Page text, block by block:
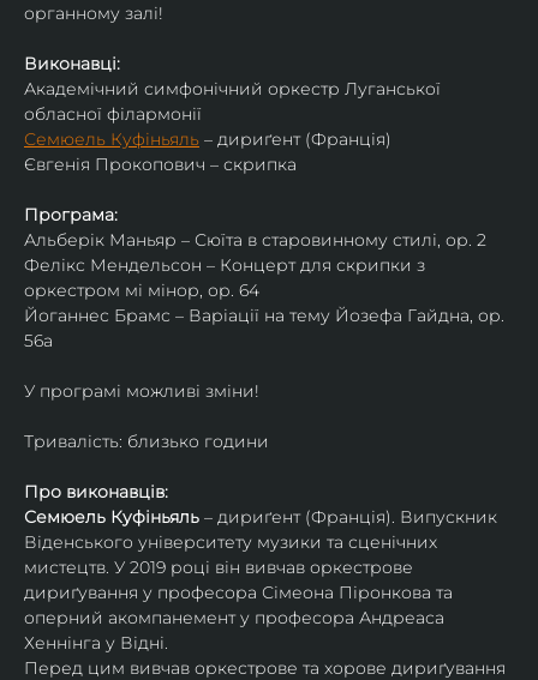
органному залі!
Виконавці:
Академічний симфонічний оркестр Луганської
обласної філармонії
Семюель Куфіньяль – дириґент (Франція)
Євгенія Прокопович – скрипка
Програма:
Альберік Маньяр – Сюїта в старовинному стилі, ор. 2
Фелікс Мендельсон – Концерт для скрипки з
оркестром мі мінор, ор. 64
Йоганнес Брамс – Варіації на тему Йозефа Гайдна, ор.
56a
У програмі можливі зміни!
Тривалість: близько години
Про виконавців:
Семюель Куфіньяль – дириґент (Франція). Випускник
Віденського університету музики та сценічних
мистецтв. У 2019 році він вивчав оркестрове
дириґування у професора Сімеона Піронкова та
оперний акомпанемент у професора Андреаса
Хеннінга у Відні.
Перед цим вивчав оркестрове та хорове дириґування